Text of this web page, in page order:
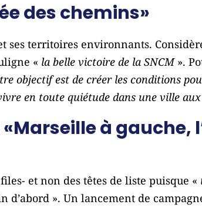
des chemins»
territoires environnants.
« la belle victoire de la SNCM».
objectif est de créer les conditions
en toute quiétude dans une ville
à gauche,
et non des têtes de liste puisque «
d’abord ». Un lancement de